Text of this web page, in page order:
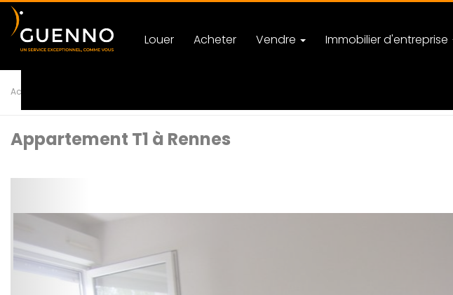
Louer Acheter Vendre Immobilier d'entreprise
Accueil
Appartement T1 à Rennes